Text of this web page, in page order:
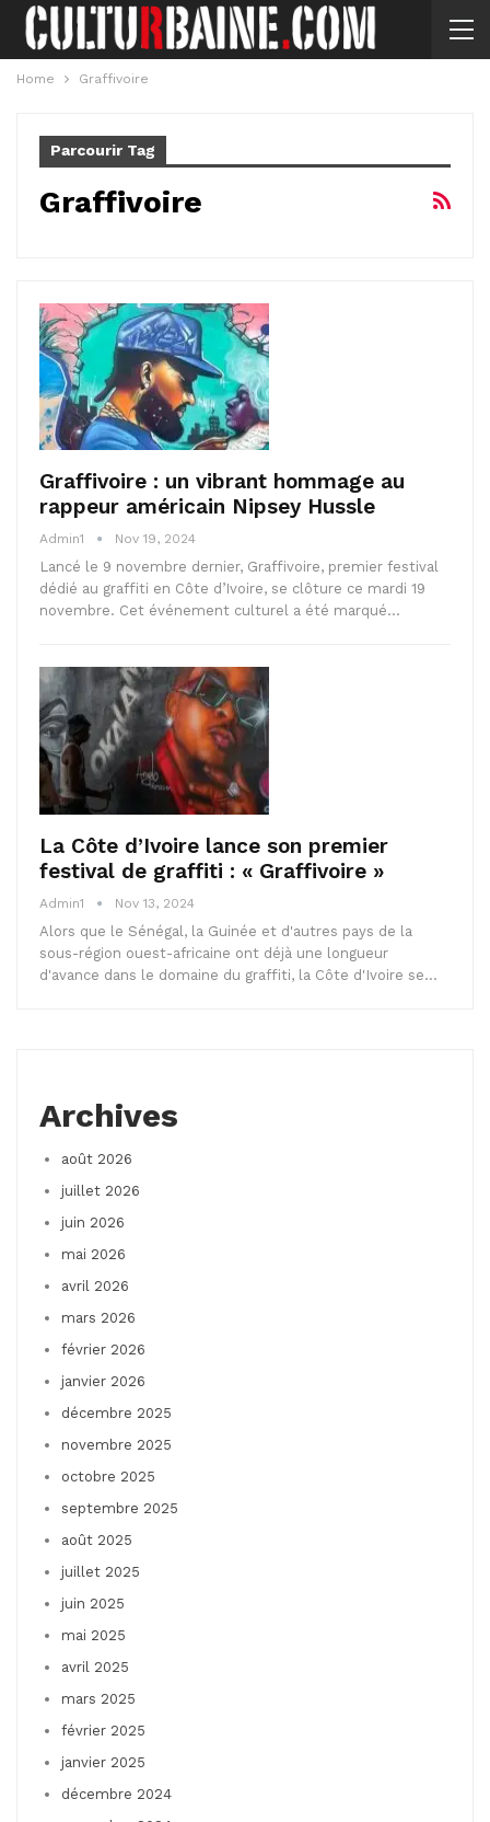
Home Graffivoire
Parcourir Tag
Graffivoire
Graffivoire : un vibrant hommage au
rappeur américain Nipsey Hussle
Admin1 Nov 19, 2024
Lancé le 9 novembre dernier, Graffivoire, premier festival
dédié au graffiti en Côte d’Ivoire, se clôture ce mardi 19
novembre. Cet événement culturel a été marqué…
La Côte d’Ivoire lance son premier
festival de graffiti : « Graffivoire »
Admin1 Nov 13, 2024
Alors que le Sénégal, la Guinée et d'autres pays de la
sous-région ouest-africaine ont déjà une longueur
d'avance dans le domaine du graffiti, la Côte d'Ivoire se…
Archives
août 2026
juillet 2026
juin 2026
mai 2026
avril 2026
mars 2026
février 2026
janvier 2026
décembre 2025
novembre 2025
octobre 2025
septembre 2025
août 2025
juillet 2025
juin 2025
mai 2025
avril 2025
mars 2025
février 2025
janvier 2025
décembre 2024